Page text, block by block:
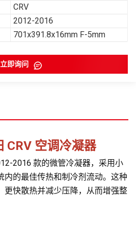
CRV
2012-2016
701x391.8x16mm F-5mm
立即询问
CRV 空调冷凝器
2016 款的微管冷凝器，采用小
内的最佳传热和制冷剂流动。这种
更快散热并减少压降，从而增强整